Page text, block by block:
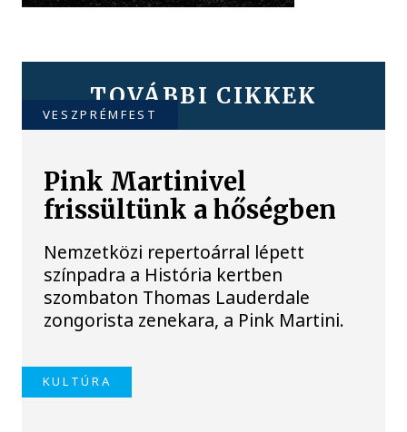
TOVÁBBI CIKKEK
VESZPRÉMFEST
Pink Martinivel
frissültünk a hőségben
Nemzetközi repertoárral lépett
színpadra a História kertben
szombaton Thomas Lauderdale
zongorista zenekara, a Pink Martini.
KULTÚRA